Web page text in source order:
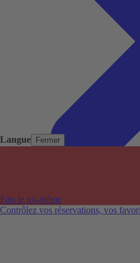
Langue Fermer
Fais le toi-même
Contrôlez vos réservations, vos
Aéroports populaires
Villes populaires
Australie